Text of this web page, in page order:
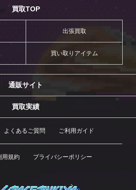
買取TOP
出張買取
買い取りアイテム
通販サイト
買取実績
よくあるご質問 ご利用ガイド
用規約 プライバシーポリシー